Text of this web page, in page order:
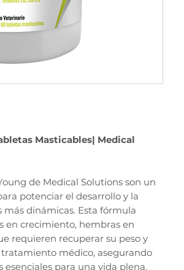
Masticables| Medical
de Medical Solutions son un
potenciar el desarrollo y la
más dinámicas. Esta fórmula
en crecimiento, hembras en
requieren recuperar su peso y
médico, asegurando
para una vida plena.